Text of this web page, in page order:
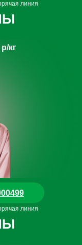
кг
линия
линия